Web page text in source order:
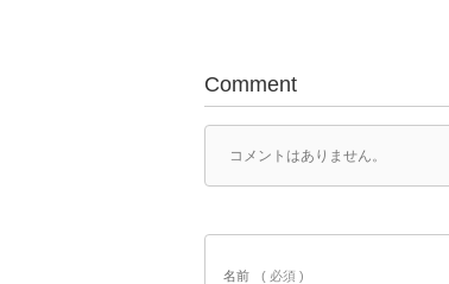
Comment
コメントはありません。
名前 ( 必須 )